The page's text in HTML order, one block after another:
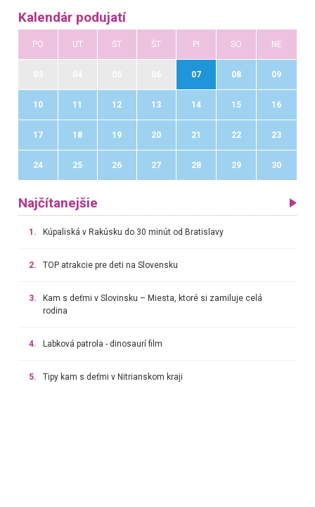
Kalendár podujatí
PO UT ST ŠT PI SO NE
07 08 09
10 11 12 13 14 15 16
17 18 19 20 21 22 23
24 25 26 27 28 29 30
Najčítanejšie
1. Kúpaliská v Rakúsku do 30 minút od Bratislavy
2. TOP atrakcie pre deti na Slovensku
3.
Kam s deťmi v Slovinsku – Miesta, ktoré si zamiluje celá
rodina
4. Labková patrola - dinosaurí film
5. Tipy kam s deťmi v Nitrianskom kraji